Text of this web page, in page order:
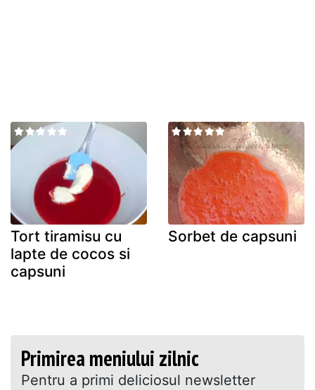
Tort tiramisu cu
lapte de cocos si
capsuni
Sorbet de capsuni
Primirea meniului zilnic
Pentru a primi deliciosul newsletter